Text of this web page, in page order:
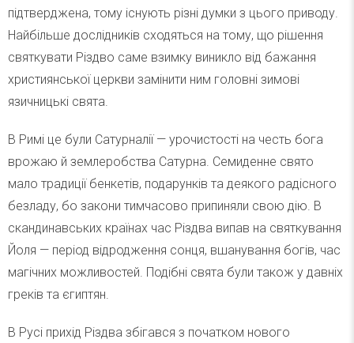
підтверджена, тому існують різні думки з цього приводу.
Найбільше дослідників сходяться на тому, що рішення
святкувати Різдво саме взимку виникло від бажання
християнської церкви замінити ним головні зимові
язичницькі свята.
В Римі це були Сатурналії — урочистості на честь бога
врожаю й землеробства Сатурна. Семиденне свято
мало традиції бенкетів, подарунків та деякого радісного
безладу, бо закони тимчасово припиняли свою дію. В
скандинавських країнах час Різдва випав на святкування
Йоля — період відродження сонця, вшанування богів, час
магічних можливостей. Подібні свята були також у давніх
греків та єгиптян.
В Русі прихід Різдва збігався з початком нового